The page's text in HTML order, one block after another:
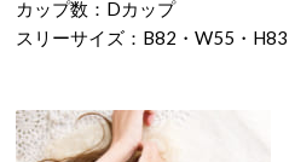
カップ数：Dカップ
スリーサイズ：B82・W55・H83